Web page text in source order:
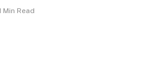
Min Read